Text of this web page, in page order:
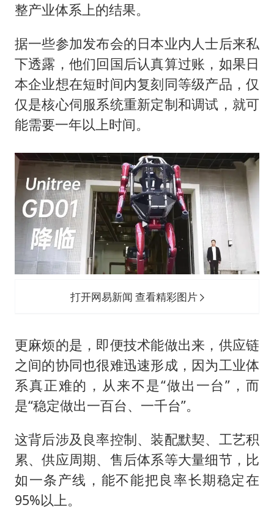
整产业体系上的结果。
据一些参加发布会的日本业内人士后来私
下透露，他们回国后认真算过账，如果日
本企业想在短时间内复刻同等级产品，仅
仅是核心伺服系统重新定制和调试，就可
能需要一年以上时间。
打开网易新闻 查看精彩图片
更麻烦的是，即便技术能做出来，供应链
之间的协同也很难迅速形成，因为工业体
系真正难的，从来不是“做出一台”，而
是“稳定做出一百台、一千台”。
这背后涉及良率控制、装配默契、工艺积
累、供应周期、售后体系等大量细节，比
如一条产线，能不能把良率长期稳定在
95%以上。